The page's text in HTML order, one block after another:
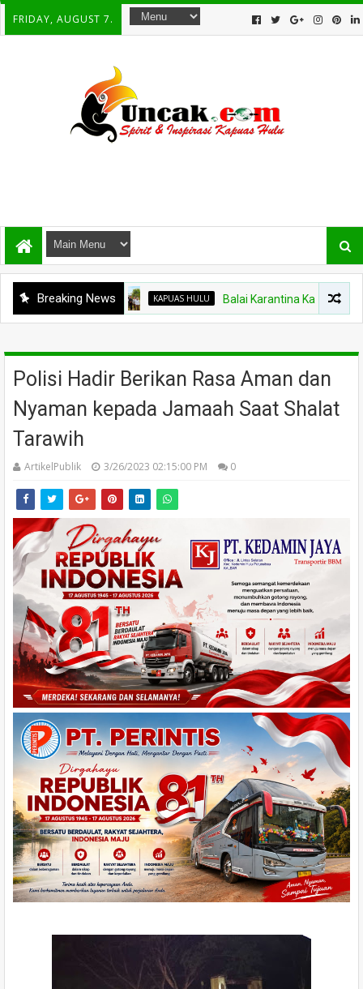
FRIDAY, AUGUST 7.
Breaking News KAPUAS HULU Balai Karantina Kalbar Tinjau
Polisi Hadir Berikan Rasa Aman dan
Nyaman kepada Jamaah Saat Shalat
Tarawih
ArtikelPublik 3/26/2023 02:15:00 PM 0